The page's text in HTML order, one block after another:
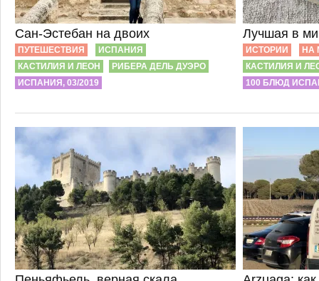
Сан-Эстебан на двоих
ПУТЕШЕСТВИЯ
ИСПАНИЯ
КАСТИЛИЯ И ЛЕОН
РИБЕРА ДЕЛЬ ДУЭРО
ИСПАНИЯ, 03/2019
Лучшая в
ИСТОРИИ
НА
КАСТИЛИЯ И
100 БЛЮД